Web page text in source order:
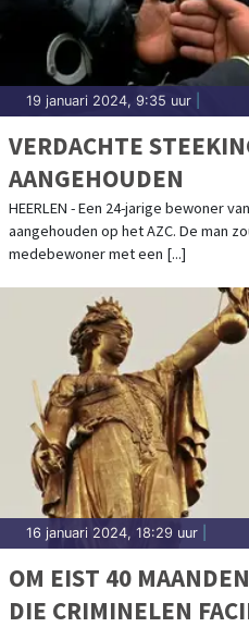
19 januari 2024, 9:35 uur
VERDACHTE
AANGEHOUDEN
HEERLEN - Een 24-jarige bewoner
aangehouden op het AZC. De man
medebewoner met een [...]
16 januari 2024, 18:29 uur
OM EIST 40
DIE CRIMINELEN